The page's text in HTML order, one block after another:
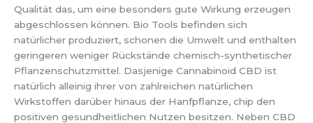
Qualität das, um eine besonders gute Wirkung erzeugen
abgeschlossen können. Bio Tools befinden sich
natürlicher produziert, schonen die Umwelt und enthalten
geringeren weniger Rückstände chemisch-synthetischer
Pflanzenschutzmittel. Dasjenige Cannabinoid CBD ist
natürlich alleinig ihrer von zahlreichen natürlichen
Wirkstoffen darüber hinaus der Hanfpflanze, chip den
positiven gesundheitlichen Nutzen besitzen. Neben CBD